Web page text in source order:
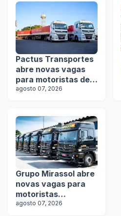
Pactus Transportes
abre novas vagas
para motoristas de
rodotrens
agosto 07, 2026
Grupo Mirassol abre
novas vagas para
motoristas
categoria D e E
agosto 07, 2026